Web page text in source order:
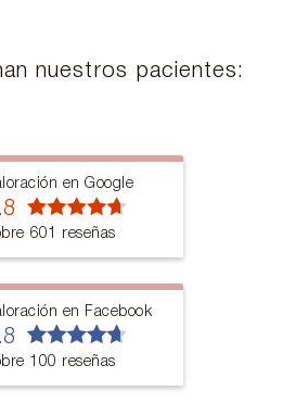
nuestros pacientes:
en Google
601 reseñas
en Facebook
100 reseñas